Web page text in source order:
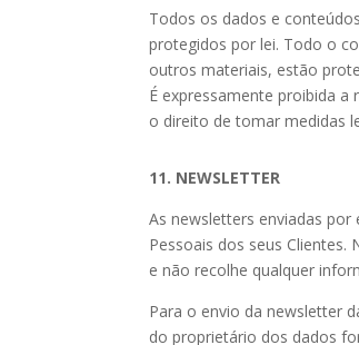
Todos os dados e
protegidos por lei. Todo o
outros materiais, estão
É expressamente proibida
o direito de tomar medidas
11. NEWSLETTER
As newsletters enviadas
Pessoais dos seus
e não recolhe qualquer
Para o envio da newsletter
do proprietário dos dados